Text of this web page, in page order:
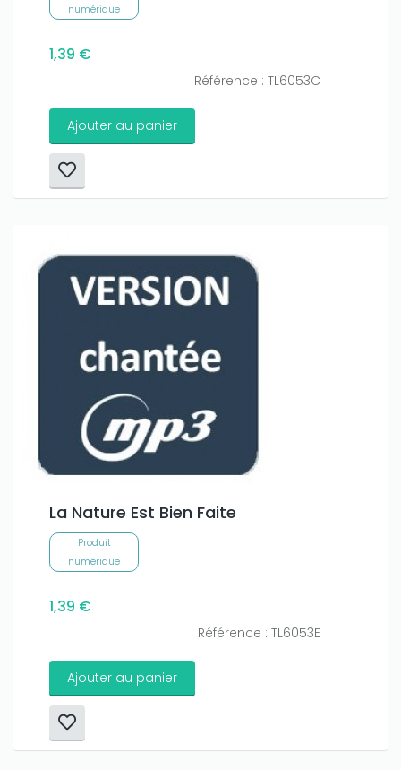
numérique
1,39 €
Référence : TL6053C
Ajouter au panier
La Nature Est Bien Faite
Produit
numérique
1,39 €
Référence : TL6053E
Ajouter au panier
amount on your credits!